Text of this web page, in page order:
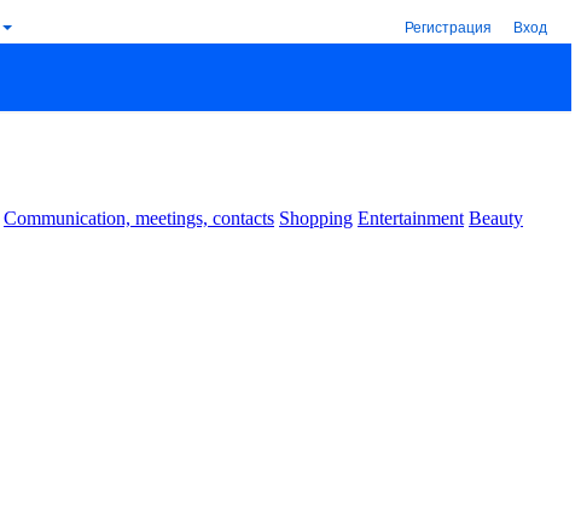
Регистрация Вход
Communication, meetings, contacts Shopping Entertainment Beauty